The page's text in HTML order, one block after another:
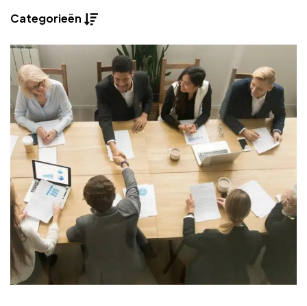
Categorieën